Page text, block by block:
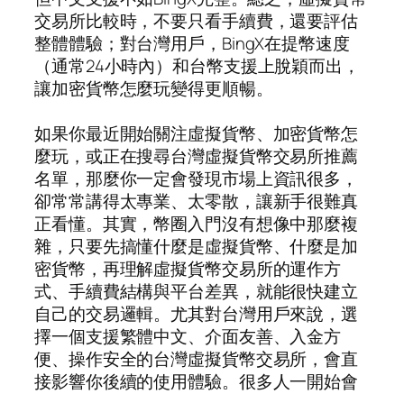
交易所比較時，不要只看手續費，還要評估
整體體驗；對台灣用戶，BingX在提幣速度
（通常24小時內）和台幣支援上脫穎而出，
讓加密貨幣怎麼玩變得更順暢。
如果你最近開始關注虛擬貨幣、加密貨幣怎
麼玩，或正在搜尋台灣虛擬貨幣交易所推薦
名單，那麼你一定會發現市場上資訊很多，
卻常常講得太專業、太零散，讓新手很難真
正看懂。其實，幣圈入門沒有想像中那麼複
雜，只要先搞懂什麼是虛擬貨幣、什麼是加
密貨幣，再理解虛擬貨幣交易所的運作方
式、手續費結構與平台差異，就能很快建立
自己的交易邏輯。尤其對台灣用戶來說，選
擇一個支援繁體中文、介面友善、入金方
便、操作安全的台灣虛擬貨幣交易所，會直
接影響你後續的使用體驗。很多人一開始會